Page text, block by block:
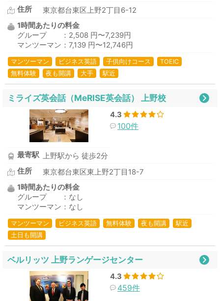
住所
東京都台東区上野2丁目6-12
1時間あたりの料金
グループ ：2,508 円〜7,239円
マンツーマン：7,139 円〜12,746円
マンツーマン ビジネス英語 子供向けコース
TOEIC
無料体験
夜も開講 大手 駅近
ミライズ英会話（MeRISE英会話） 上野校
4.3
100件
最寄駅 上野駅から 徒歩2分
住所
東京都台東区東上野2丁目18-7
1時間あたりの料金
グループ ：なし
マンツーマン：なし
マンツーマン ビジネス英語 無料体験 夜も開講
駅近
土日も開講
ベルリッツ 上野ランゲージセンター
4.3
459件